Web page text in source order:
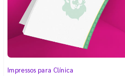
Impressos para Clínica